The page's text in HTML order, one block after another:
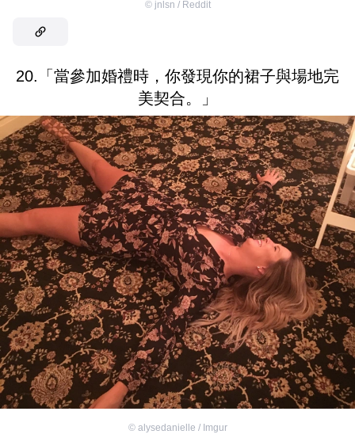
© jnlsn / Reddit
20.「當參加婚禮時，你發現你的裙子與場地完
美契合。」
© alysedanielle / Imgur